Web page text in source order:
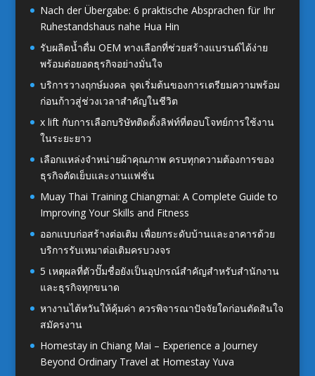
Nach der Übergabe: 6 praktische Absprachen für Ihr
Ruhestandshaus nahe Hua Hin
รับผลิตน้ำดื่ม OEM ทางเลือกที่ช่วยสร้างแบรนด์ได้ง่าย
พร้อมต่อยอดธุรกิจอย่างมั่นใจ
บริการวางฤกษ์มงคล จุดเริ่มต้นของการเตรียมความพร้อม
ก่อนก้าวสู่ช่วงเวลาสำคัญในชีวิต
x lift กับการเลือกบริษัทติดตั้งลิฟท์ที่ตอบโจทย์การใช้งาน
ในระยะยาว
เลือกแหล่งจำหน่ายผ้าคุณภาพ ครบทุกความต้องการของ
ธุรกิจตัดเย็บและงานแฟชั่น
Muay Thai Training Chiangmai: A Complete Guide to
Improving Your Skills and Fitness
ออกแบบก่อสร้างต่อเติม เพื่อยกระดับบ้านและอาคารด้วย
บริการรับเหมาต่อเติมครบวงจร
5 เหตุผลที่ตัวปั๊มชื่อยังเป็นอุปกรณ์สำคัญสำหรับสำนักงาน
และธุรกิจทุกขนาด
หางานไต้หวันให้คุ้มค่า ควรพิจารณาปัจจัยใดก่อนตัดสินใจ
สมัครงาน
Homestay in Chiang Mai – Experience a Journey
Beyond Ordinary Travel at Homestay Yuva